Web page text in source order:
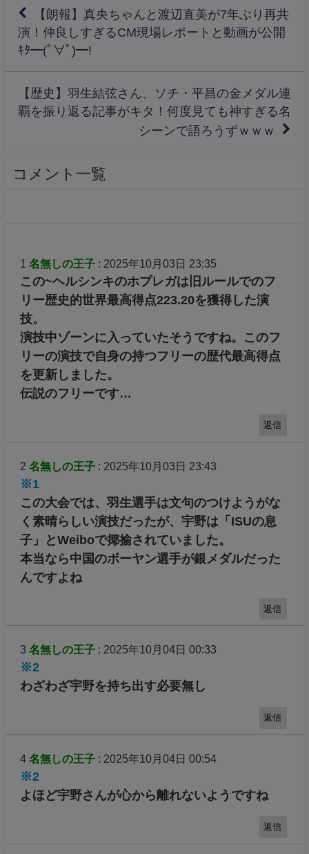
【朗報】真央ちゃんと渡辺直美が7年ぶり再共
演！仲良しすぎるCM現場レポートと動画が公開
ｷﾀ━(ﾟ∀ﾟ)━!
【歴史】羽生結弦さん、ソチ・平昌の金メダル連
覇を振り返る記事がキタ！何度見ても神すぎる名
シーンで語ろうずｗｗｗ
コメント一覧
1 名無しの王子: 2025年10月03日 23:35
この~ヘルシンキのホプレガは旧ルールでのフ
リー歴史的世界最高得点223.20を獲得した演
技。
演技中ゾーンに入っていたそうですね。このフ
リーの演技で自身の持つフリーの歴代最高得点
を更新しました。
伝説のフリーです…
返信
2 名無しの王子: 2025年10月03日 23:43
※1
この大会では、羽生選手は文句のつけようがな
く素晴らしい演技だったが、宇野は「ISUの息
子」とWeiboで揶揄されていました。
本当なら中国のボーヤン選手が銀メダルだった
んですよね
返信
3 名無しの王子: 2025年10月04日 00:33
※2
わざわざ宇野を持ち出す必要無し
返信
4 名無しの王子: 2025年10月04日 00:54
※2
よほど宇野さんが心から離れないようですね
返信